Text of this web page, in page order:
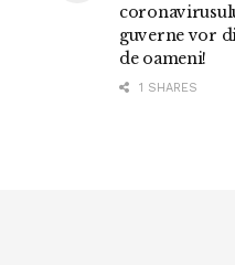
guverne vor
de oameni!
1 SHARES